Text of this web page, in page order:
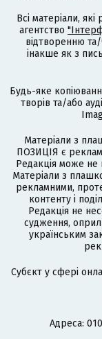
Всі матеріали,
агентство
відтворенню
інакше як з
Будь-яке
творів та/або
Матеріали з
ПОЗИЦІЯ є
Редакція може не
Матеріали з
рекламними,
контенту і
Редакція не
судження,
українським
Cубєкт у сфері
Адреса: